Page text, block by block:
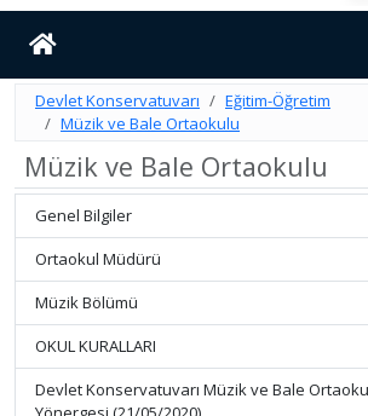
Devlet Konservatuvarı
Eğitim-Öğretim
Müzik ve Bale Ortaokulu
Müzik ve Bale Ortaokulu
Genel Bilgiler
Ortaokul Müdürü
Müzik Bölümü
OKUL KURALLARI
Devlet Konservatuvarı Müzik ve Bale